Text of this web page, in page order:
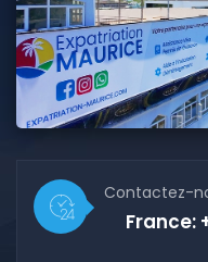
Contactez-
France: